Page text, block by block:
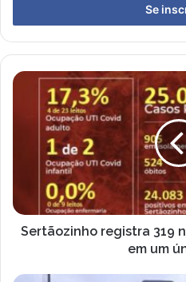
de
email
Sertãozinho
registra
COVID-
em
um
Sertãozinho registra 319
em um